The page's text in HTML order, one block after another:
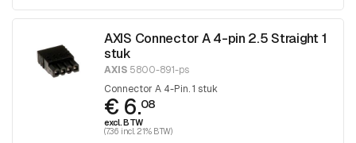
AXIS Connector A 4-pin 2.5 Straight 1
stuk
AXIS 5800-891-ps
Connector A 4-Pin. 1 stuk
€ 6.08
excl. BTW
(7.36 incl. 21% BTW)